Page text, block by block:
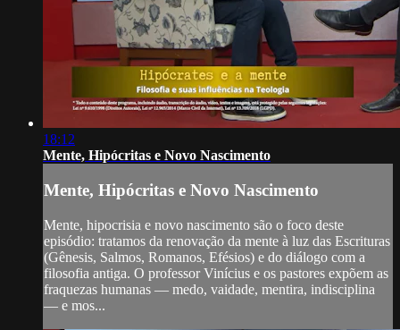
18:12
Mente, Hipócritas e Novo Nascimento
Mente, Hipócritas e Novo Nascimento
Mente, hipocrisia e novo nascimento são o foco deste
episódio: tratamos da renovação da mente à luz das Escrituras
(Gênesis, Salmos, Romanos, Efésios) e do diálogo com a
filosofia antiga. O professor Vinícius e os pastores expõem as
fraquezas humanas — medo, vaidade, mentira, indisciplina
— e mos...